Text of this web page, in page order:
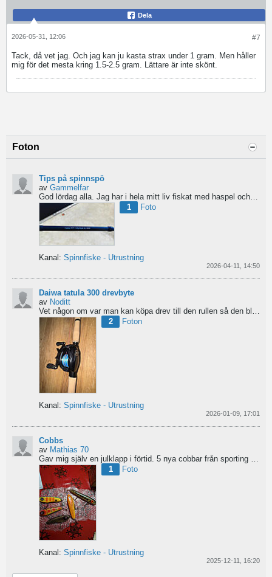
Dela
#7
2026-05-31, 12:06
Tack, då vet jag. Och jag kan ju kasta strax under 1 gram. Men håller
mig för det mesta kring 1.5-2.5 gram. Lättare är inte skönt.
Foton
Tips på spinnspö
av Gammelfar
God lördag alla. Jag har i hela mitt liv fiskat med haspel och har för något år sedan hittat min...
1
Foto
Kanal: Spinnfiske - Utrustning
2026-04-11, 14:50
Daiwa tatula 300 drevbyte
av Noditt
Vet någon om var man kan köpa drev till den rullen så den blir lågutväxlad har en japansk 8.1 det är...
2
Foton
Kanal: Spinnfiske - Utrustning
2026-01-09, 17:01
Cobbs
av Mathias 70
1
Foto
Kanal: Spinnfiske - Utrustning
2025-12-11, 16:20